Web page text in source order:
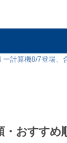
ー計算機8/7登場、
おすすめ